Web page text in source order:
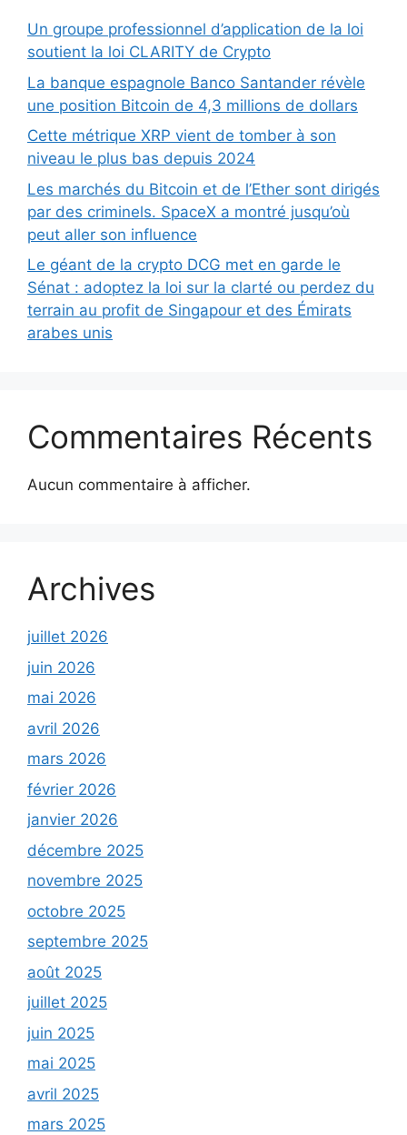
Un groupe professionnel d’application de la loi
soutient la loi CLARITY de Crypto
La banque espagnole Banco Santander révèle
une position Bitcoin de 4,3 millions de dollars
Cette métrique XRP vient de tomber à son
niveau le plus bas depuis 2024
Les marchés du Bitcoin et de l’Ether sont dirigés
par des criminels. SpaceX a montré jusqu’où
peut aller son influence
Le géant de la crypto DCG met en garde le
Sénat : adoptez la loi sur la clarté ou perdez du
terrain au profit de Singapour et des Émirats
arabes unis
Commentaires Récents
Aucun commentaire à afficher.
Archives
juillet 2026
juin 2026
mai 2026
avril 2026
mars 2026
février 2026
janvier 2026
décembre 2025
novembre 2025
octobre 2025
septembre 2025
août 2025
juillet 2025
juin 2025
mai 2025
avril 2025
mars 2025